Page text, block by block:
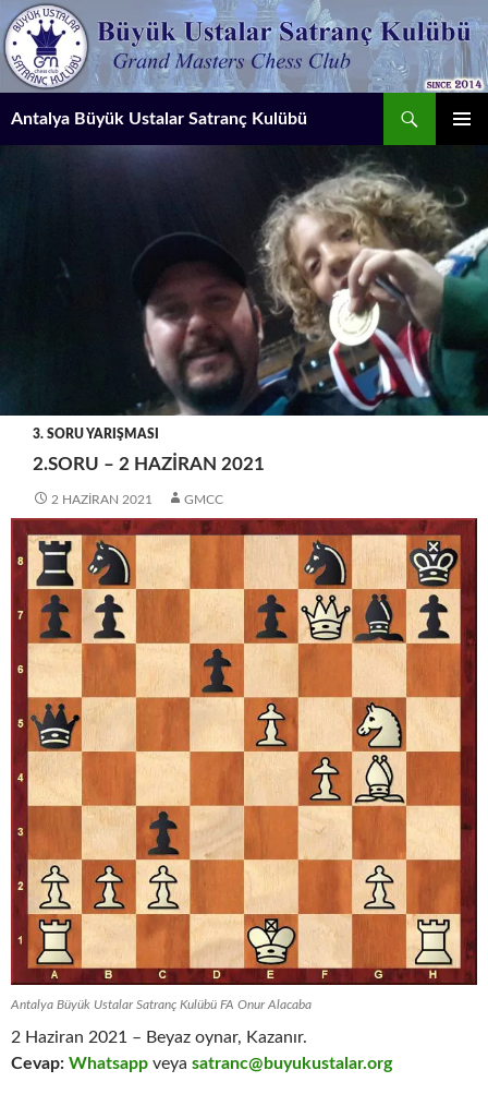
İçeriğe
atla
Antalya Büyük Ustalar Satranç Kulübü
3. SORU YARIŞMASI
2.SORU – 2 HAZIRAN 2021
2 HAZIRAN 2021 GMCC
Antalya Büyük Ustalar Satranç Kulübü FA Onur Alacaba
2 Haziran 2021 – Beyaz oynar, Kazanır.
Cevap: Whatsapp veya satranc@buyukustalar.org